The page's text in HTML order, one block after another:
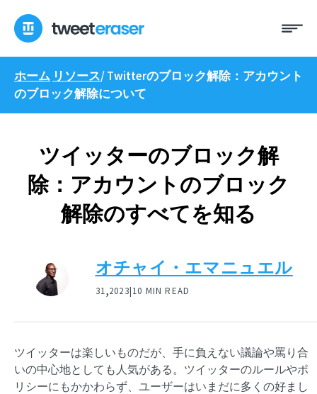
ン
ス
メ
ホーム リソース/Twitterのブロック解除：アカウント
のブロック解除について
ツイッターのブロック解
除：アカウントのブロック
解除のすべてを知る
オチャイ・エマニュエル
31,2023|10 MIN READ
ツイッターは楽しいものだが、手に負えない議論や罵り合
いの中心地としても人気がある。ツイッターのルールやポ
リシーにもかかわらず、ユーザーはいまだに多くの好まし